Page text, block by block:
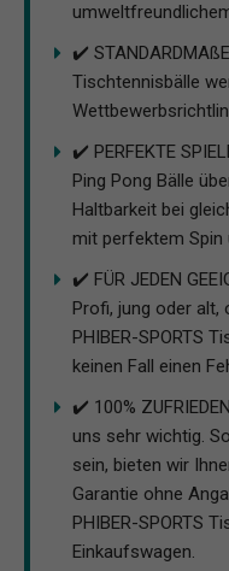
✔️
Tischtennisbälle
✔️ PERFEKTE
Ping Pong Bälle
Haltbarkeit bei
mit perfektem Spin
✔️ FÜR JEDEN
Profi, jung oder alt,
PHIBER-SPORTS
keinen Fall einen
✔️ 100%
uns sehr wichtig.
sein, bieten wir
Garantie ohne
PHIBER-SPORTS
Einkaufswagen.